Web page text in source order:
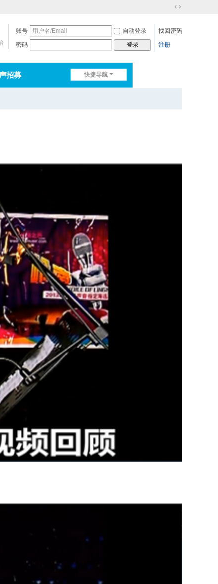
到
账号 自动登录
找回密码
密码
登录 注册
快捷导航
招募